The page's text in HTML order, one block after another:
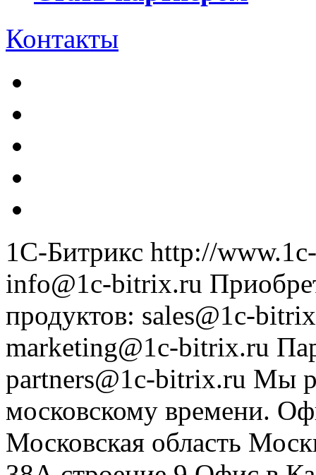
Контакты
1С-Битрикс http://
info@1c-bitrix.ru
продуктов: sales@1c-
marketing@1c-bitrix.ru
partners@1c-bitrix.ru Мы
московскому времени.
Московская область